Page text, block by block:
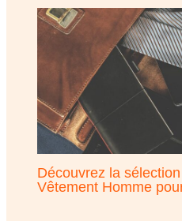
Découvrez la
Vêtement Homme